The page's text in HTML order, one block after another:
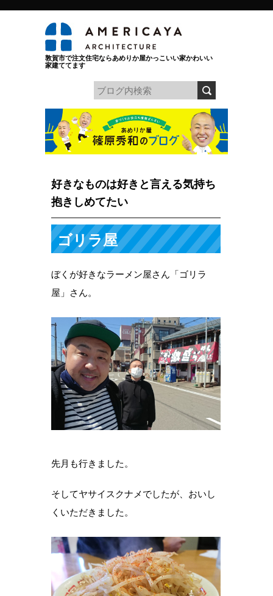
敦賀市で注文住宅ならあめりか屋かっこいい家かわいい
家建ててます
好きなものは好きと言える気持ち
抱きしめてたい
ゴリラ屋
ぼくが好きなラーメン屋さん「ゴリラ
屋」さん。
先月も行きました。
そしてヤサイスクナメでしたが、おいし
くいただきました。